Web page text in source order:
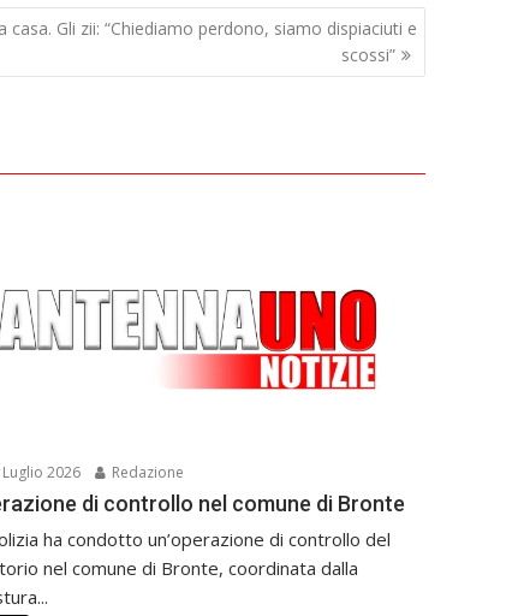
casa. Gli zii: “Chiediamo perdono, siamo dispiaciuti e
scossi”
Luglio 2026 Redazione
di controllo nel comune di Bronte
ha condotto un’operazione di controllo del
nel comune di Bronte, coordinata dalla